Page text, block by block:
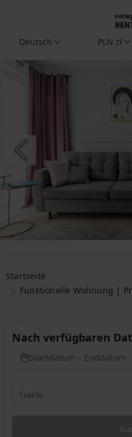
Deutsch PLN zł
Startseite
Funktionelle Wohnung |
Nach verfügbaren
Startdatum – Enddatum